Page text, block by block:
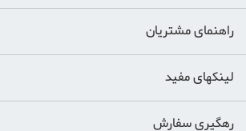
راهنمای مشتریان
لینکهای مفید
رهگیری سفارش